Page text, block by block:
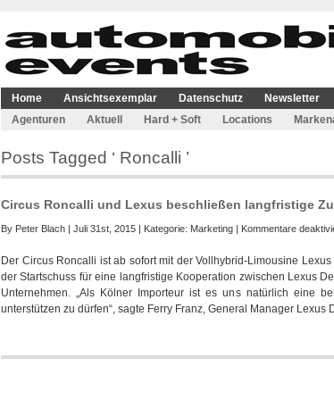
Home Ansichtsexemplar Datenschutz Newsletter
Agenturen
Aktuell Hard + Soft Locations
Posts Tagged ‘ Roncalli ’
Circus Roncalli und Lexus beschließen langfristige
By Peter Blach | Juli 31st, 2015 | Kategorie: Marketing | Kommentare
Der Circus Roncalli ist ab sofort mit der Vollhybrid-Limousine
der Startschuss für eine langfristige Kooperation zwischen Lexus
Unternehmen. „Als Kölner Importeur ist es uns natürlich eine
unterstützen zu dürfen“, sagte Ferry Franz, General Manager Lexus